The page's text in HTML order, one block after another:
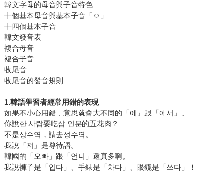
韓文字母的母音與子音特色
十個基本母音與基本子音「ㅇ」
十四個基本子音
韓文發音表
複合母音
複合子音
收尾音
收尾音的發音規則
1.韓語學習者經常用錯的表現
如果不小心用錯，意思就會大不同的「에」跟「에서」。
你說한 사람要吃삼 인분的五花肉？
不是상수역，請去성수역。
我說「저」是尊待語。
韓國的「오빠」跟「언니」還真多啊。
我說褲子是「입다」、手錶是「차다」、眼鏡是「쓰다」！